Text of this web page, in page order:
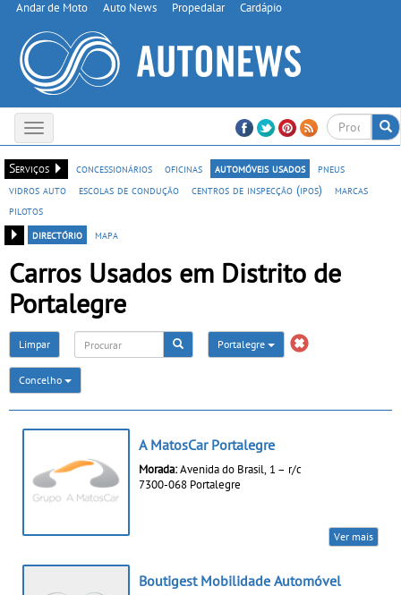
Andar de Moto Auto News Propedalar Cardápio
Toggle
navigation
Serviços
concessionários oficinas automóveis usados
pneus
vidros auto
escolas de condução centros de inspecção (ipos)
marcas
pilotos
directório
mapa
Carros Usados em Distrito de
Portalegre
Limpar Portalegre
Concelho
A MatosCar Portalegre
Morada:Avenida do Brasil, 1 – r/c
7300-068 Portalegre
Ver mais
Boutigest Mobilidade Automóvel